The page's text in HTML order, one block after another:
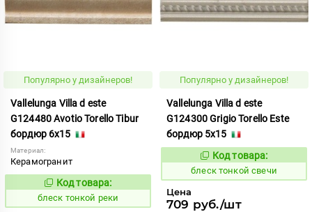
Популярно у дизайнеров!
Vallelunga Villa d este
G124480 Avotio Torello Tibur
бордюр 6x15
Материал:
Керамогранит
44079
Код товара:
блеск тонкой реки
Популярно у дизайнеров!
Vallelunga Villa d este
G124300 Grigio Torello Este
бордюр 5x15
44084
Код товара:
блеск тонкой свечи
Цена
709 руб./шт